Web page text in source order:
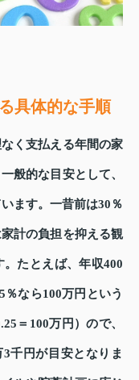
具体的な手順
く支払える年間の家
般的な目安として、
ます。一昔前は30％
計の負担を抑える観
たとえば、年収400
なら100万円という
＝100万円）ので、
千円が目安となりま